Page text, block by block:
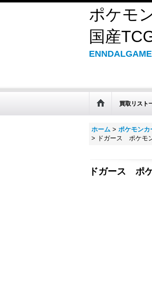
ポケモ
国産
買取リスト
ホーム > ポケモンカ
> ドガース ポケモ
ドガース ポ